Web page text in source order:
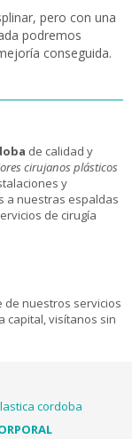
pero con una
podremos
conseguida.
de calidad y
cirujanos plásticos
y
a nuestras espaldas
de cirugía
de nuestros servicios
capital, visítanos sin